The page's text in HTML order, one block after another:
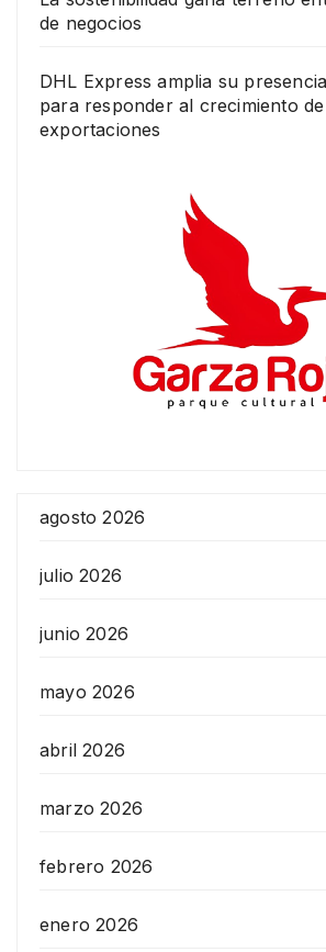
de negocios
DHL Express amplia su
para responder al crecimiento
exportaciones
agosto 2026
julio 2026
junio 2026
mayo 2026
abril 2026
marzo 2026
febrero 2026
enero 2026